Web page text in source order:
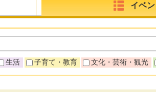
イベ
生活 子育て・教育 文化・芸術・観光